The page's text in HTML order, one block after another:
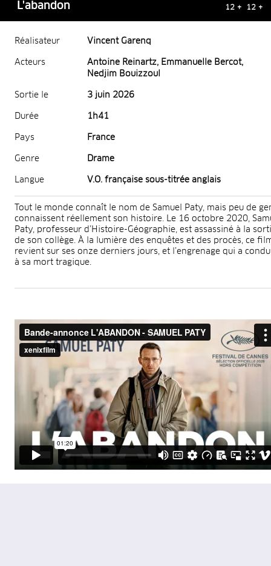
L'abandon 12 + 12 +
Réalisateur Vincent Garenq
Acteurs
Antoine Reinartz, Emmanuelle Bercot,
Nedjim Bouizzoul
Sortie le 3 juin 2026
Durée 1h41
Pays France
Genre Drame
Langue V.O. française sous-titrée anglais
Tout le monde connaît le nom de Samuel Paty, mais peu de
connaissent réellement son histoire. Le 16 octobre 2020,
Paty, professeur d’Histoire-Géographie, est assassiné à la
de son collège. À la lumière des enquêtes et des procès, ce
revient sur ses onze derniers jours, et l’engrenage qui a
à sa mort tragique.